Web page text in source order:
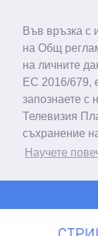
Във връзка с
на Общ
на личните
ЕС 2016/679,
запознаете с
Телевизия
съхранение
Научете